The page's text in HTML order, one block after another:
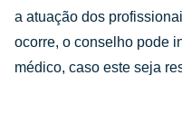
a atuação dos
ocorre, o conselho pode
médico, caso este seja